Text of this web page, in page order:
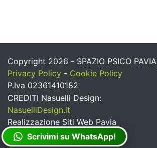
Copyright 2026 - SPAZIO PSICO PAVIA
Privacy Policy - Cookie Policy
P.Iva 02361410182
CREDITI Nasuelli Design:
NasuelliDesign.it
Realizzazione Siti Web Pavia
Scrivimi su WhatsApp!